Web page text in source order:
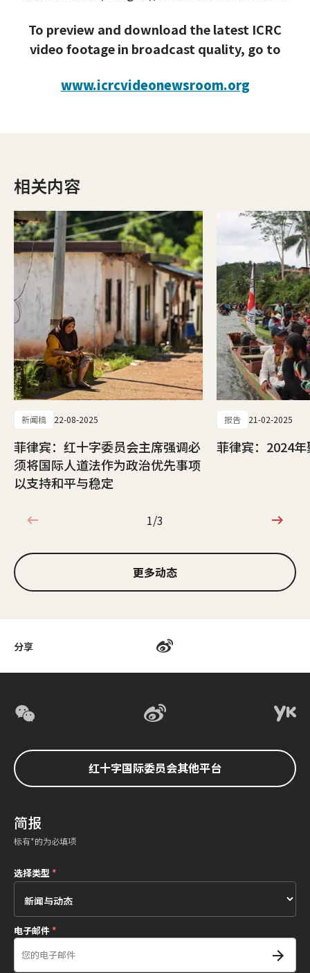
分享
To preview and download the latest ICRC
video footage in broadcast quality, go to
www.icrcvideonewsroom.org
相关内容
新闻稿 22-08-2025
菲律宾：红十字委员会主席强调必
须将国际人道法作为政治优先事项
以支持和平与稳定
报告 21-02-2025
菲律宾：2024
1/3
1/3
更多动态
红十字国际委员会其他平台
简报
标有*的为必填项
选择类型*
电子邮件*